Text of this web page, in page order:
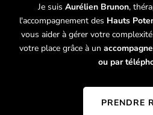
Je suis Aurélien Brunon,
l'accompagnement des Hauts
vous aider à gérer votre
votre place grâce à un
ou par
PRENDRE